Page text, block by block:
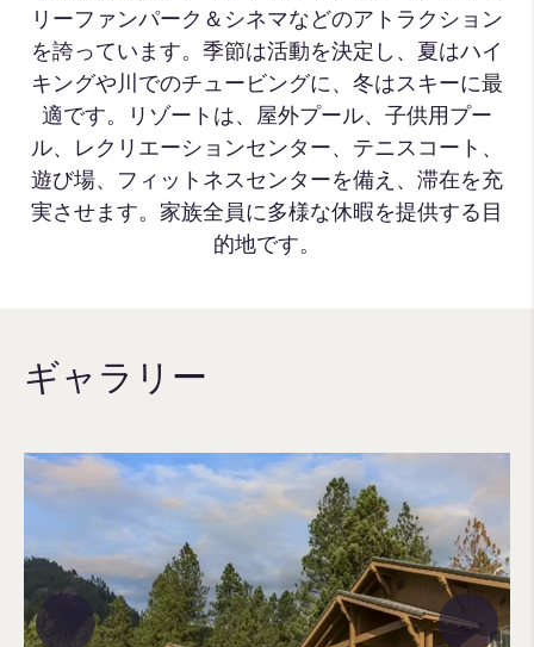
リーファンパーク＆シネマなどのアトラクション
を誇っています。季節は活動を決定し、夏はハイ
キングや川でのチュービングに、冬はスキーに最
適です。リゾートは、屋外プール、子供用プー
ル、レクリエーションセンター、テニスコート、
遊び場、フィットネスセンターを備え、滞在を充
実させます。家族全員に多様な休暇を提供する目
的地です。
ギャラリー